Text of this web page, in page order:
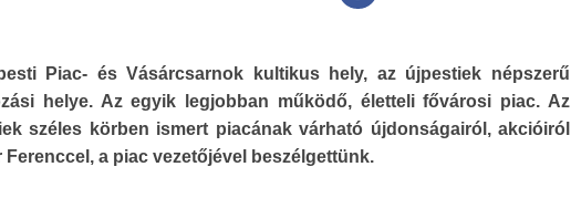
Piac- és Vásárcsarnok kultikus hely, az újpestiek népszerű
helye. Az egyik legjobban működő, életteli fővárosi piac. Az
széles körben ismert piacának várható újdonságairól, akcióiról
Ferenccel, a piac vezetőjével beszélgettünk.